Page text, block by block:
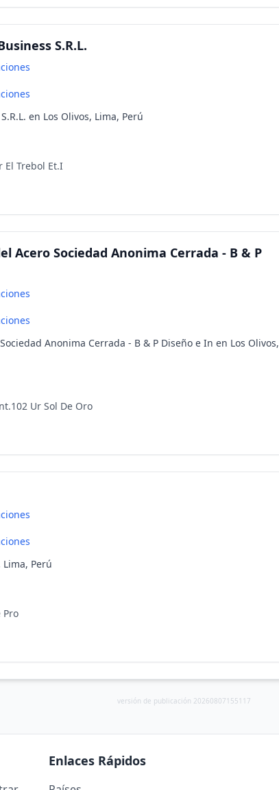
S.R.L.
en Los Olivos, Lima, Perú
El Trebol Et.I
Acero Sociedad Anonima Cerrada - B & P
Anonima Cerrada - B & P Diseño e In en Los Olivos,
Ur Sol De Oro
Lima, Perú
Pro
versión de publicación 20260807155117
Enlaces Rápidos